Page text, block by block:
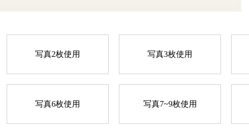
写真2枚使用 写真3枚使用
写真6枚使用 写真7~9枚使用